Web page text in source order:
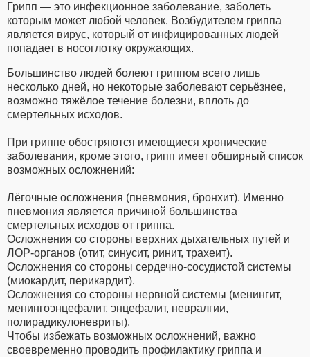
Грипп — это инфекционное заболевание, заболеть
которым может любой человек. Возбудителем гриппа
является вирус, который от инфицированных людей
попадает в носоглотку окружающих.
Большинство людей болеют гриппом всего лишь
несколько дней, но некоторые заболевают серьёзнее,
возможно тяжёлое течение болезни, вплоть до
смертельных исходов.
При гриппе обостряются имеющиеся хронические
заболевания, кроме этого, грипп имеет обширный список
возможных осложнений:
Лёгочные осложнения (пневмония, бронхит). Именно
пневмония является причиной большинства
смертельных исходов от гриппа.
Осложнения со стороны верхних дыхательных путей и
ЛОР-органов (отит, синусит, ринит, трахеит).
Осложнения со стороны сердечно-сосудистой системы
(миокардит, перикардит).
Осложнения со стороны нервной системы (менингит,
менингоэнцефалит, энцефалит, невралгии,
полирадикулоневриты).
Чтобы избежать возможных осложнений, важно
своевременно проводить профилактику гриппа и